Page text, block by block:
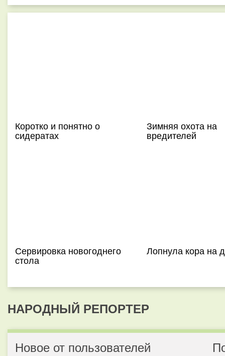
Коротко и понятно о
сидератах
Зимняя охота на
вредителей
Сервировка новогоднего
стола
Лопнула кора на
НАРОДНЫЙ РЕПОРТЕР
Новое от пользователей